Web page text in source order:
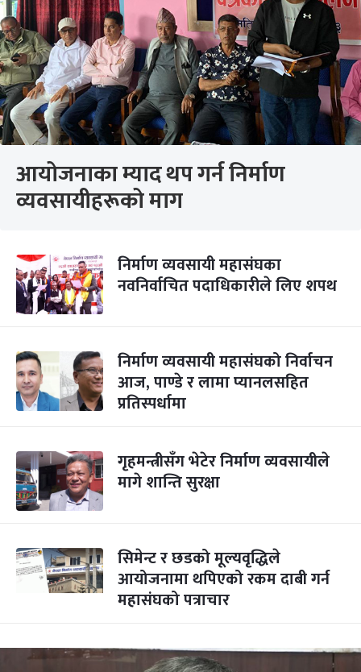
आयोजनाका म्याद थप गर्न निर्माण
व्यवसायीहरूको माग
निर्माण व्यवसायी महासंघका
नवनिर्वाचित पदाधिकारीले लिए शपथ
निर्माण व्यवसायी महासंघको निर्वाचन
आज, पाण्डे र लामा प्यानलसहित
प्रतिस्पर्धामा
गृहमन्त्रीसँग भेटेर निर्माण व्यवसायीले
मागे शान्ति सुरक्षा
सिमेन्ट र छडको मूल्यवृद्धिले
आयोजनामा थपिएको रकम दाबी गर्न
महासंघको पत्राचार